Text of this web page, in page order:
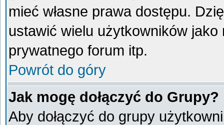
mieć własne prawa dostępu.
ustawić wielu użytkowników
prywatnego forum itp.
Powrót do góry
Jak mogę dołączyć do Grupy?
Aby dołączyć do grupy